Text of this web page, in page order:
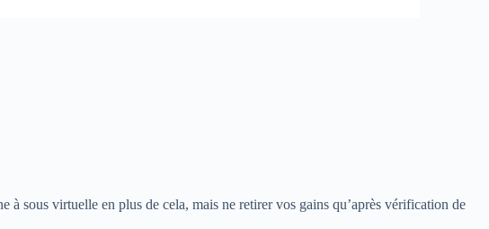
sous virtuelle en plus de cela, mais ne retirer vos gains qu’après vérification de